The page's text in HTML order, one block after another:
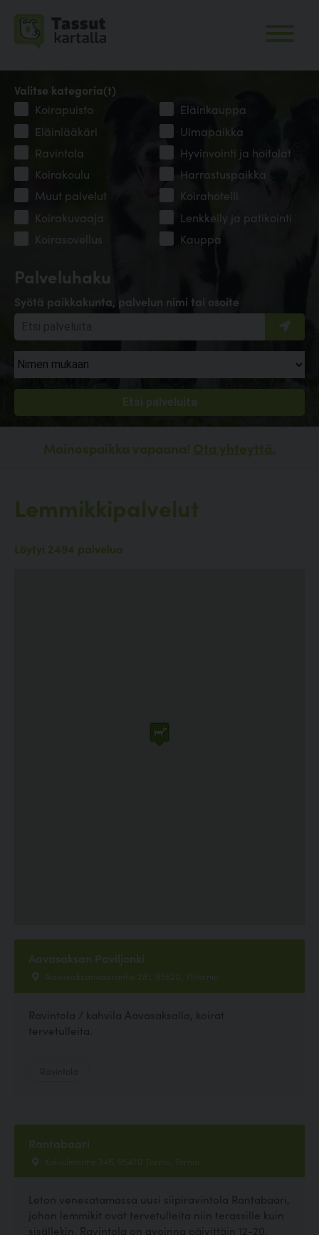
Palveluhaku
Syötä paikkakunta, palvelun nimi tai osoite
Valitse kategoria(t)
Koirapuisto
Eläinkauppa
Eläinlääkäri
Uimapaikka
Ravintola
Hyvinvointi ja hoitolat
Koirakoulu
Harrastuspaikka
Muut palvelut
Koirahotelli
Koirakuvaaja
Lenkkeily ja patikointi
Koirasovellus
Kauppa
Mainospaikka vapaana! Ota yhteyttä.
Lemmikkipalvelut
Löytyi 2494 palvelua
Aavasaksan Paviljonki
Aavasaksanvaarantie 281, 95620, Ylitornio
Ravintola / kahvila Aavasaksalla, koirat
tervetulleita.
Rantabaari
Koivuletontie 346, 95470 Tornio, Tornio
Leton venesatamassa uusi siipiravintola Rantabaari,
johon lemmikit ovat tervetulleita niin terassille kuin
sisällekin. Ravintola on avoinna päivittäin 12-20.